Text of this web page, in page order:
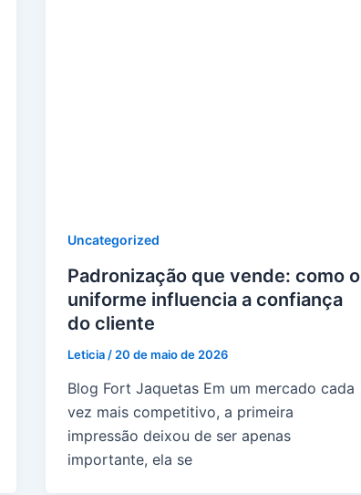
Uncategorized
Padronização que vende: como o
uniforme influencia a confiança
do cliente
Leticia / 20 de maio de 2026
Blog Fort Jaquetas Em um mercado cada
vez mais competitivo, a primeira
impressão deixou de ser apenas
importante, ela se